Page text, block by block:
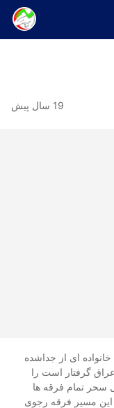
19 سال پیش
ای از جداشده
گرفتار است را
سحر تمام فرقه ها
این مسیر فرقه رجوی